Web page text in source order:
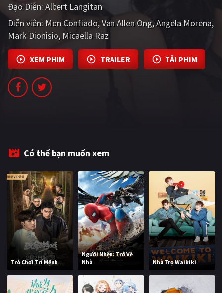
TUYỂN TẬP PHIM
BLOG
Đạo Diễn: Albert Langitan
Diễn viên: Mon Confiado Van Allen Ong Angela Morena
Mark Dionisio Micaella Raz
XEM PHIM TRAILER TẢI PHIM
Có thể bạn muốn xem
Trò Chơi Trí Mệnh
Người Nhện: Trở Về
Nhà
Nhà Trọ Waikiki